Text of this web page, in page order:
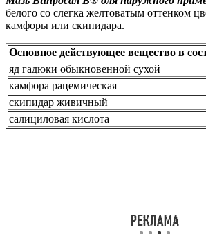
белого со слегка желтоватым оттенком
камфоры или скипидара.
Основное действующее вещество в
яд гадюки обыкновенной сухой
камфора рацемическая
скипидар живичный
салициловая кислота